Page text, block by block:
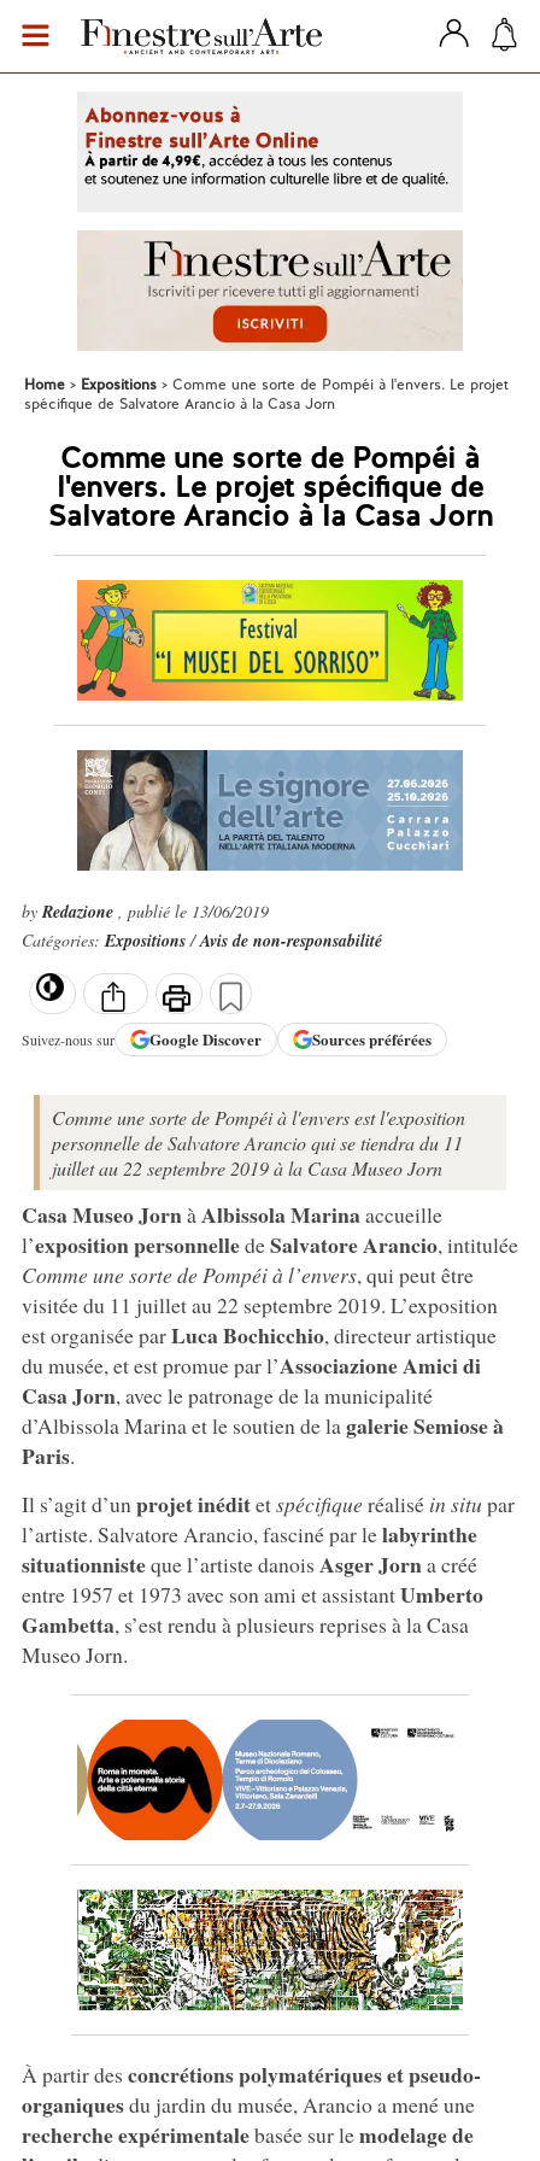
Home Expositions
Comme une sorte de Pompéi à l'envers. Le projet
spécifique de Salvatore Arancio à la Casa Jorn
Comme une sorte de Pompéi à
l'envers. Le projet spécifique de
Salvatore Arancio à la Casa Jorn
byRedazione , publié le 13/06/2019
Catégories:Expositions/Avis de non-responsabilité
Suivez-nous sur GoogleDiscover Sources préférées
Comme une sorte de Pompéi à l'envers est l'exposition
personnelle de Salvatore Arancio qui se tiendra du 11
juillet au 22 septembre 2019 à la Casa Museo Jorn
Casa Museo Jornà Albissola Marinaaccueille
l’exposition personnelledeSalvatore Arancio, intitulée
Comme une sorte de Pompéi à l’envers, qui peut être
visitée du 11 juillet au 22 septembre 2019. L’exposition
est organisée parLuca Bochicchio, directeur artistique
du musée, et est promue par l’Associazione Amici di
Casa Jorn, avec le patronage de la municipalité
d’Albissola Marina et le soutien de la galerie Semiose à
Paris.
Il s’agit d’un projet inéditetspécifiqueréaliséin situ par
l’artiste. Salvatore Arancio, fasciné par lelabyrinthe
situationnisteque l’artiste danois Asger Jorna créé
entre 1957 et 1973 avec son ami et assistantUmberto
Gambetta, s’est rendu à plusieurs reprises à la Casa
Museo Jorn.
À partir des concrétions polymatériques et pseudo-
organiquesdu jardin du musée, Arancio a mené une
recherche expérimentalebasée sur lemodelage de